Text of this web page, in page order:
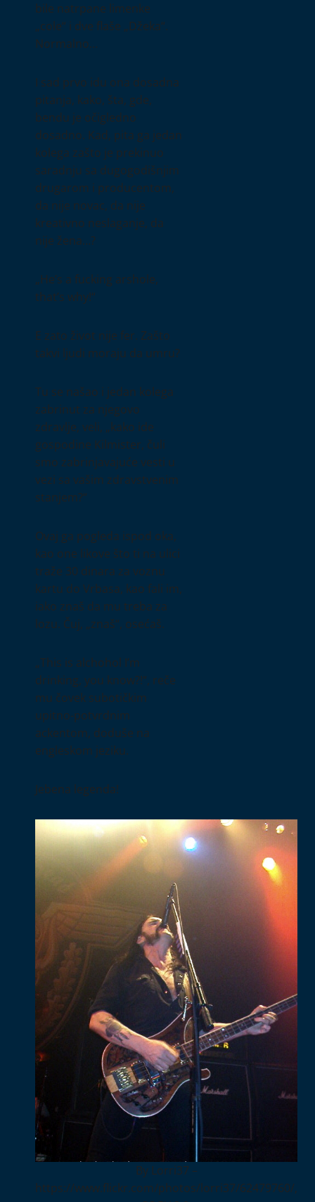
bile natrpane limenke
„cole“ i dve flaše „Džeka“.
Normalno…
I sad prvo idu ona dosadna
pitanja, kako, šta, gde,
bendu je očigledno
dosadno. Kad, pita ga jedan
kolega zašto je prekinuo
saradnju sa dugogodišnjim
drugarom i producentom,
da nije novac, da nije
kreativno neslaganje, da
nije žena…?
„He’s a fucking arshole,
that’s why!“
E zato život nije fer. Zašto
takvi ljudi moraju da umru?
Tu se našao i jedan kolega
zabrinut za njegovo
zdravlje, veli, „kako ide
gospodine Kilmister, čuli
smo zabrinjavajuće vesti u
vezi sa vašim zdravstvenim
stanjem?“
Ovaj ga pogleda ispod oka,
kao one likove što ti na ulici
traže 30 dinara za voznu
kartu do Vrbasa, kao fali im,
iako znaš da mu treba za
lozu. Čuj, „znaš“, osećaš.
„This is alchohol I’m
drinking, you know?!“, reče
mu čovek subotičkim
upitno-potvrdnim
ackentom, doduše na
engleskom jeziku.
Jebena legenda!
By Lorri37 –
https://www.flickr.com/photos/lorri37/62479760/,